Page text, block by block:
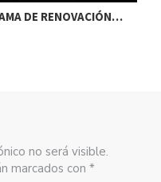
DE RENOVACIÓN…
no será visible.
marcados con *